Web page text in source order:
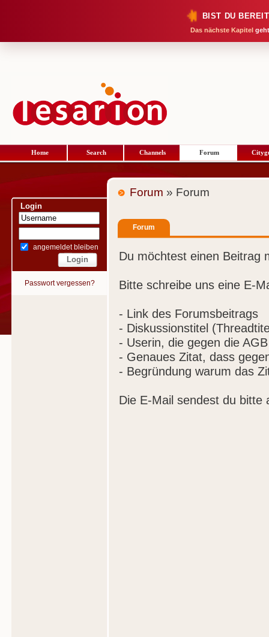
BIST DU
Das nächste Kapitel
Home Search Channels Forum
Login
angemeldet bleiben
Passwort vergessen?
Forum » Forum
Forum
Du möchtest einen Beitrag
Bitte schreibe uns eine E-
- Link des Forumsbeitrags
- Diskussionstitel
- Userin, die gegen die
- Genaues Zitat, dass
- Begründung warum das
Die E-Mail sendest du bitte